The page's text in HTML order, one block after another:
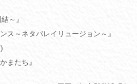
～』
ス～ネタバレイリュージョン～』
またち』